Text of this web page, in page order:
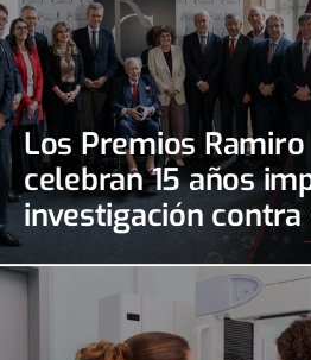
Los Premios
celebran 15 años
investigación contra